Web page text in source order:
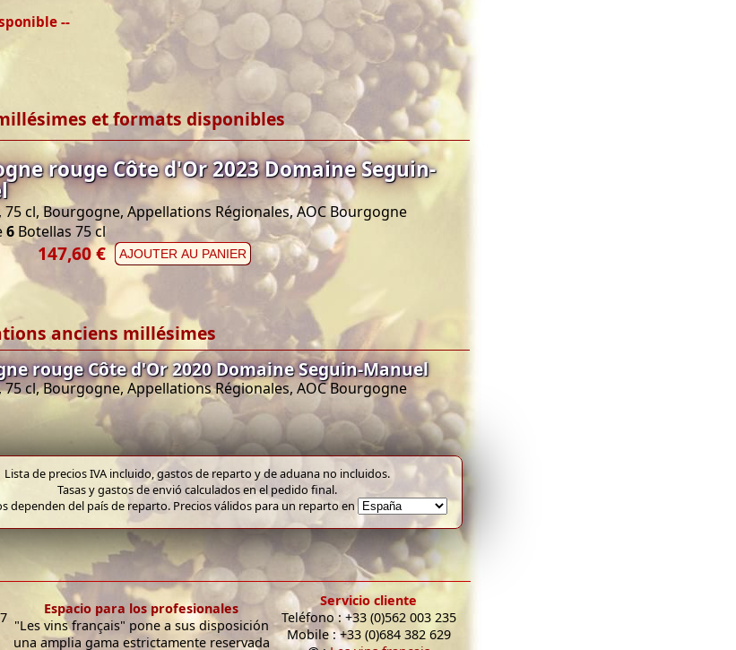
--
et formats disponibles
rouge Côte d'Or 2023 Domaine Seguin-
cl, Bourgogne, Appellations Régionales, AOC Bourgogne
6 Botellas 75 cl
147,60 € AJOUTER AU PANIER
anciens millésimes
rouge Côte d'Or 2020 Domaine Seguin-Manuel
cl, Bourgogne, Appellations Régionales, AOC Bourgogne
Lista de precios IVA incluido, gastos de reparto y de aduana no incluidos.
Tasas y gastos de envió calculados en el pedido final.
dependen del país de reparto. Precios válidos para un reparto en
Espacio para los profesionales
"Les vins français" pone a sus disposición
una amplia gama estrictamente reservada
Servicio cliente
Teléfono : +33 (0)562 003 235
Mobile : +33 (0)684 382 629